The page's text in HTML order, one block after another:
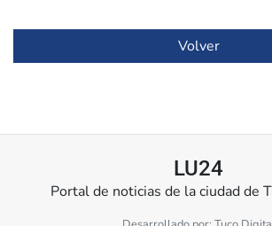
Volver
LU24
Portal de noticias de la ciudad de